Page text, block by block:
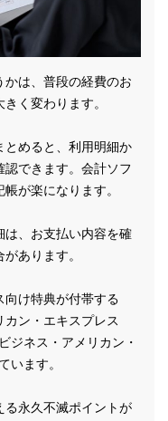
は、普段の経費のお
く変わります。
とめると、利用明細か
認できます。会計ソフ
が楽になります。
は、お支払い内容を確
あります。
向け特典が付帯する
カン・エキスプレス
ジネス・アメリカン・
います。
る永久不滅ポイントが